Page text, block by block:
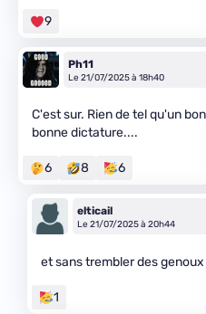
9
Ph11
Le 21/07/2025 à 18h40
C'est sur. Rien de tel qu'un
bonne dictature....
6 8 6
elticail
Le 21/07/2025 à 20h44
et sans trembler des genoux
1